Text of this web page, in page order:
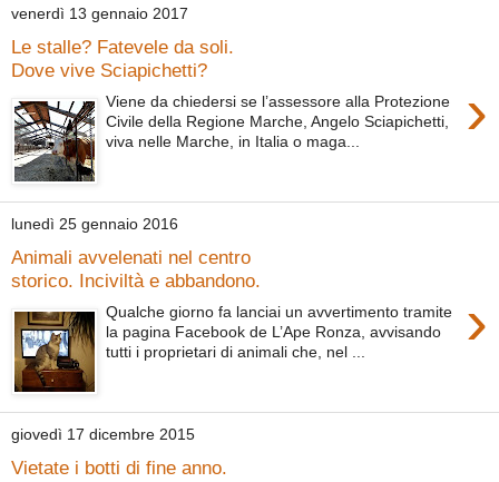
venerdì 13 gennaio 2017
Le stalle? Fatevele da soli.
Dove vive Sciapichetti?
›
Viene da chiedersi se l’assessore alla Protezione
Civile della Regione Marche, Angelo Sciapichetti,
viva nelle Marche, in Italia o maga...
lunedì 25 gennaio 2016
Animali avvelenati nel centro
storico. Inciviltà e abbandono.
›
Qualche giorno fa lanciai un avvertimento tramite
la pagina Facebook de L’Ape Ronza, avvisando
tutti i proprietari di animali che, nel ...
giovedì 17 dicembre 2015
Vietate i botti di fine anno.